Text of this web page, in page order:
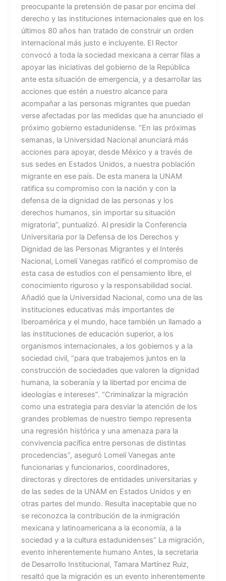
preocupante la pretensión de pasar por encima del
derecho y las instituciones internacionales que en los
últimos 80 años han tratado de construir un orden
internacional más justo e incluyente. El Rector
convocó a toda la sociedad mexicana a cerrar filas a
apoyar las iniciativas del gobierno de la República
ante esta situación de emergencia, y a desarrollar las
acciones que estén a nuestro alcance para
acompañar a las personas migrantes que puedan
verse afectadas por las medidas que ha anunciado el
próximo gobierno estadunidense. “En las próximas
semanas, la Universidad Nacional anunciará más
acciones para apoyar, desde México y a través de
sus sedes en Estados Unidos, a nuestra población
migrante en ese país. De esta manera la UNAM
ratifica su compromiso con la nación y con la
defensa de la dignidad de las personas y los
derechos humanos, sin importar su situación
migratoria”, puntualizó. Al presidir la Conferencia
Universitaria por la Defensa de los Derechos y
Dignidad de las Personas Migrantes y el Interés
Nacional, Lomelí Vanegas ratificó el compromiso de
esta casa de estudios con el pensamiento libre, el
conocimiento riguroso y la responsabilidad social.
Añadió que la Universidad Nacional, como una de las
instituciones educativas más importantes de
Iberoamérica y el mundo, hace también un llamado a
las instituciones de educación superior, a los
organismos internacionales, a los gobiernos y a la
sociedad civil, “para que trabajemos juntos en la
construcción de sociedades que valoren la dignidad
humana, la soberanía y la libertad por encima de
ideologías e intereses”. “Criminalizar la migración
como una estrategia para desviar la atención de los
grandes problemas de nuestro tiempo representa
una regresión histórica y una amenaza para la
convivencia pacífica entre personas de distintas
procedencias”, aseguró Lomelí Vanegas ante
funcionarias y funcionarios, coordinadores,
directoras y directores de entidades universitarias y
de las sedes de la UNAM en Estados Unidos y en
otras partes del mundo. Resulta inaceptable que no
se reconozca la contribución de la inmigración
mexicana y latinoamericana a la economía, a la
sociedad y a la cultura estadunidenses” La migración,
evento inherentemente humano Antes, la secretaria
de Desarrollo Institucional, Tamara Martínez Ruiz,
resaltó que la migración es un evento inherentemente